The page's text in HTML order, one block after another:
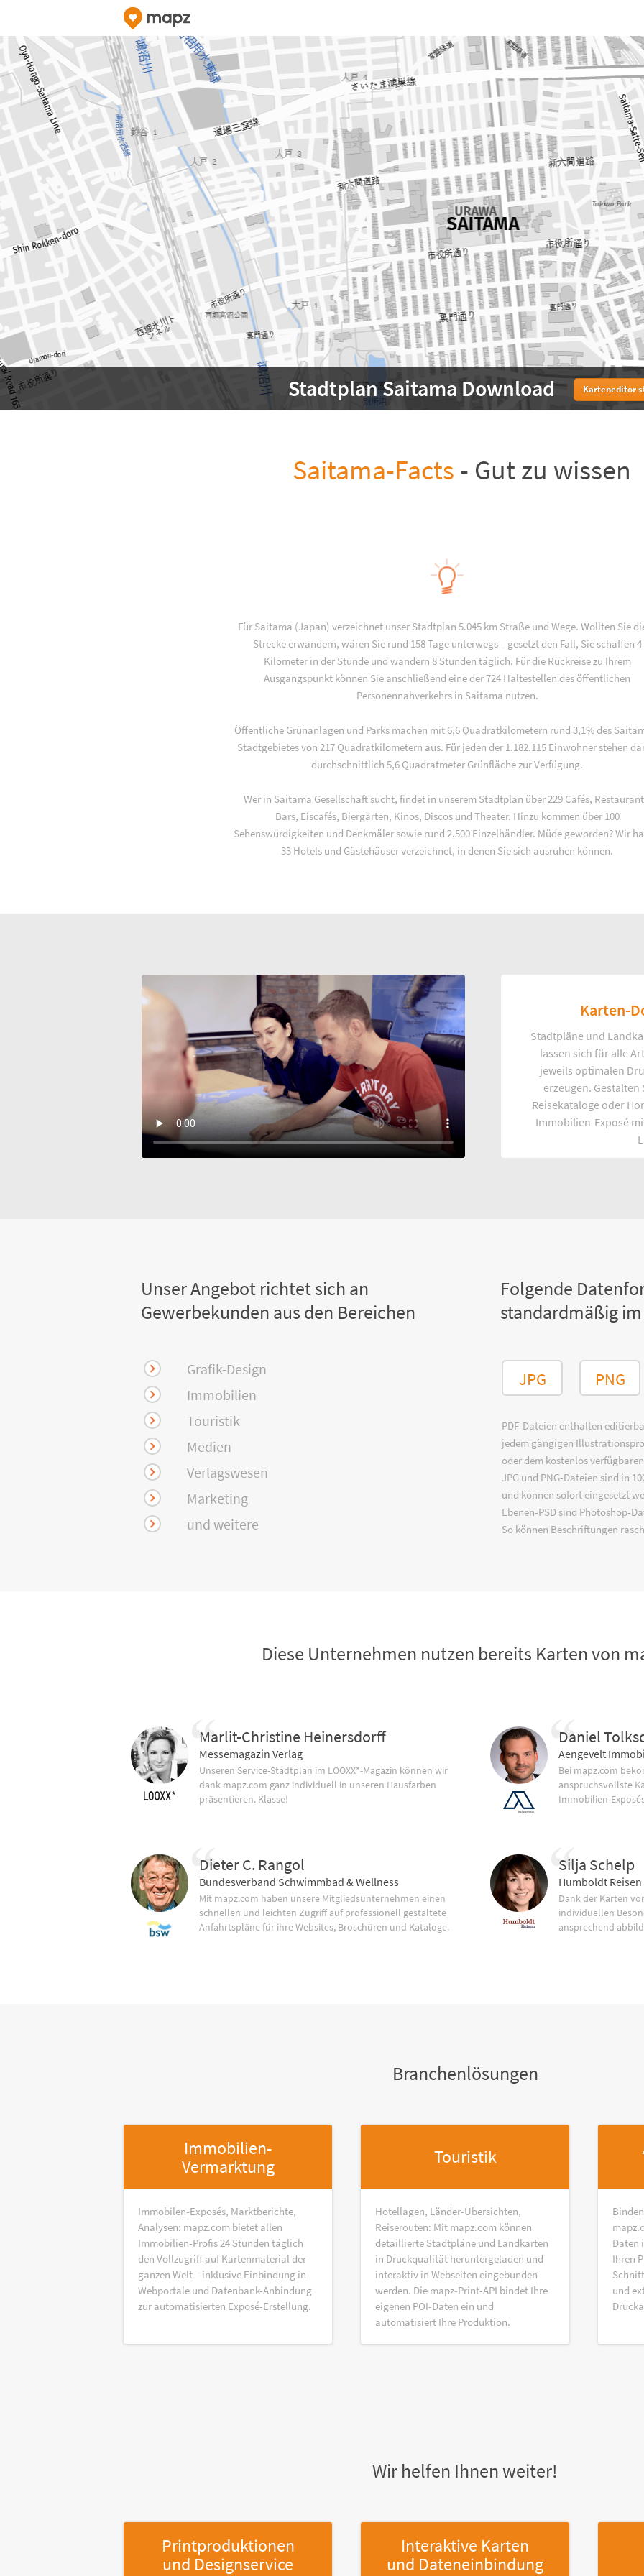
Stadtplan Saitama Download Karteneditor
Saitama-Facts - Gut zu wissen
Für Saitama (Japan) verzeichnet unser Stadtplan 5.045 km Straße und Wege. Wollten Sie
Strecke erwandern, wären Sie rund 158 Tage unterwegs – gesetzt den Fall, Sie schaffen 4
Kilometer in der Stunde und wandern 8 Stunden täglich. Für die Rückreise zu Ihrem
Ausgangspunkt können Sie anschließend eine der 724 Haltestellen des öffentlichen
Personennahverkehrs in Saitama nutzen.
Öffentliche Grünanlagen und Parks machen mit 6,6 Quadratkilometern rund 3,1% des
Stadtgebietes von 217 Quadratkilometern aus. Für jeden der 1.182.115 Einwohner stehen
durchschnittlich 5,6 Quadratmeter Grünfläche zur Verfügung.
Wer in Saitama Gesellschaft sucht, findet in unserem Stadtplan über 229 Cafés,
Bars, Eiscafés, Biergärten, Kinos, Discos und Theater. Hinzu kommen über 100
Sehenswürdigkeiten und Denkmäler sowie rund 2.500 Einzelhändler. Müde geworden? Wir
33 Hotels und Gästehäuser verzeichnet, in denen Sie sich ausruhen können.
Karten-
Stadtpläne und
lassen sich für alle
jeweils optimalen
erzeugen.
Reisekataloge oder
Immobilien-Exposé
Unser Angebot richtet sich an
Gewerbekunden aus den Bereichen
Grafik-Design
Immobilien
Touristik
Medien
Verlagswesen
Marketing
und weitere
Folgende
standardmäßig
JPG PNG
PDF-Dateien enthalten
jedem gängigen
oder dem kostenlos verfügbaren
JPG und PNG-Dateien sind in
und können sofort eingesetzt
Ebenen-PSD sind Photoshop-
So können Beschriftungen
Diese Unternehmen nutzen bereits Karten von
Marlit-Christine Heinersdorff
Messemagazin Verlag
Unseren Service-Stadtplan im LOOXX*-Magazin können wir
dank mapz.com ganz individuell in unseren Hausfarben
präsentieren. Klasse!
Dieter C. Rangol
Bundesverband Schwimmbad & Wellness
Mit mapz.com haben unsere Mitgliedsunternehmen einen
schnellen und leichten Zugriff auf professionell gestaltete
Anfahrtspläne für ihre Websites, Broschüren und Kataloge.
Daniel
Aengevelt
Bei mapz.com
anspruchsvollste
Immobilien-
Silja Schelp
Humboldt Reisen
Dank der Karten
individuellen
ansprechend
Branchenlösungen
Immobilien-
Vermarktung
Immobilen-Exposés, Marktberichte,
Analysen: mapz.com bietet allen
Immobilien-Profis 24 Stunden täglich
den Vollzugriff auf Kartenmaterial der
ganzen Welt – inklusive Einbindung in
Webportale und Datenbank-Anbindung
zur automatisierten Exposé-Erstellung.
Touristik
Hotellagen, Länder-Übersichten,
Reiserouten: Mit mapz.com können
detaillierte Stadtpläne und Landkarten
in Druckqualität heruntergeladen und
interaktiv in Webseiten eingebunden
werden. Die mapz-Print-API bindet Ihre
eigenen POI-Daten ein und
automatisiert Ihre Produktion.
Daten
Ihren
und
Wir helfen Ihnen weiter!
Printproduktionen
und Designservice
Interaktive Karten
und Dateneinbindung